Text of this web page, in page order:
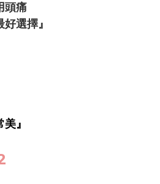
頭痛
選擇』
』